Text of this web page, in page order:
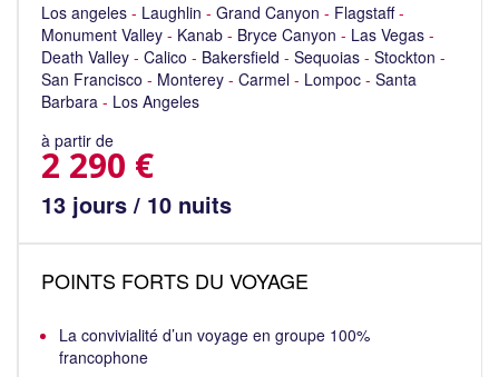
Los angeles - Laughlin - Grand Canyon - Flagstaff-
Monument Valley - Kanab - Bryce Canyon - Las Vegas -
Death Valley - Calico - Bakersfield - Sequoias - Stockton -
San Francisco - Monterey - Carmel - Lompoc - Santa
Barbara - Los Angeles
à partir de
2 290 €
13 jours / 10 nuits
POINTS FORTS DU VOYAGE
La convivialité d’un voyage en groupe 100%
francophone